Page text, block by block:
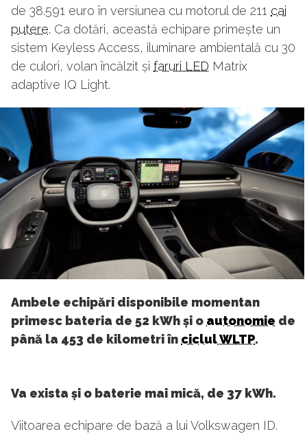
de 38.591 euro în versiunea cu motorul de 211 cai
putere. Ca dotări, această echipare primește un
sistem Keyless Access, iluminare ambientală cu 30
de culori, volan încălzit și faruri LED Matrix
adaptive IQ Light.
Ambele echipări disponibile momentan
primesc bateria de 52 kWh și o autonomie de
până la 453 de kilometri în ciclul WLTP.
Va exista și o baterie mai mică, de 37 kWh.
Viitoarea echipare de bază a lui Volkswagen ID.